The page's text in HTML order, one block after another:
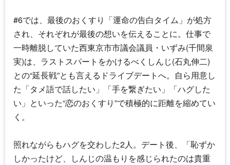
#6では、最後のおくすり「運命の告白タイム」が処方
され、それぞれが最後の想いを伝えることに。仕事で
一時離脱していた西東京市市議会議員・いずみ(千間泉
実)は、ラストスパートをかけるべくしんじ(石丸伸二)
との“延長戦”とも言えるドライブデートへ。自ら用意し
た「タメ語で話したい」「手を繋ぎたい」「ハグした
い」といった“恋のおくすり”で積極的に距離を縮めてい
く。
照れながらもハグを交わした2人。デート後、「恥ずか
しかったけど、しんじの温もりを感じられたのは貴重